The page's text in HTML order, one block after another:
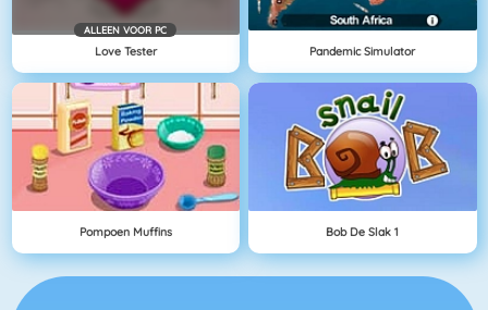
ALLEEN VOOR PC
Love Tester Pandemic Simulator
Pompoen Muffins Bob De Slak 1